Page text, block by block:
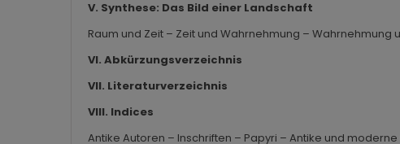
V. Synthese: Das Bild einer Landschaft
Raum und Zeit – Zeit und Wahrnehmung – Wahrnehmung
VI. Abkürzungsverzeichnis
VII. Literaturverzeichnis
VIII. Indices
Antike Autoren – Inschriften – Papyri – Antike und